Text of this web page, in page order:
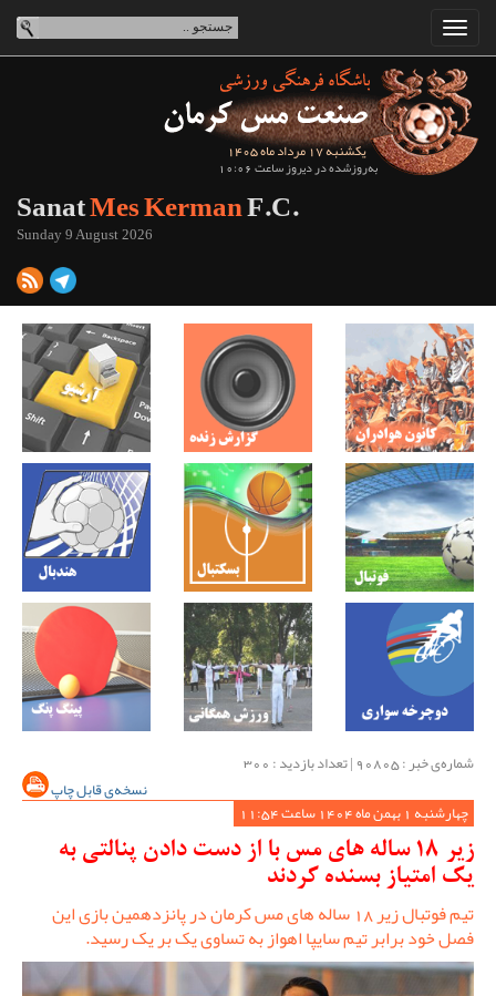
یکشنبه 17 مرداد ماه 1405
به‌روزشده در دیروز ساعت 10:06
SanatMes KermanF.C.
Sunday 9 August 2026
شماره‌ی خبر : ‌90805 | تعداد بازدید : 300
نسخه‌ی قابل چاپ
چهارشنبه 1 بهمن ماه 1404 ساعت 11:54
زیر 18 ساله های مس با از دست دادن پنالتی به
یک امتیاز بسنده کردند
تیم فوتبال زیر 18 ساله های مس کرمان در پانزدهمین بازی این
فصل خود برابر تیم سایپا اهواز به تساوی یک بر یک رسید.